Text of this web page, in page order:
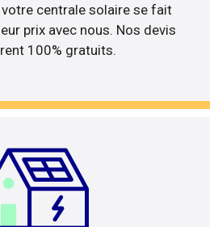
votre centrale solaire se fait
prix avec nous. Nos devis
100% gratuits.